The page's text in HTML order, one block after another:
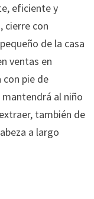
eficiente y
cierre con
de la casa
ventas en
pie de
al niño
también de
a largo